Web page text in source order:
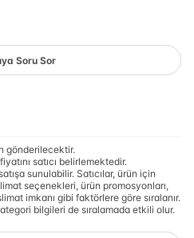
Soru Sor
gönderilecektir.
satıcı belirlemektedir.
sunulabilir. Satıcılar, ürün için
seçenekleri, ürün promosyonları,
imkanı gibi faktörlere göre sıralanır.
bilgileri de sıralamada etkili olur.